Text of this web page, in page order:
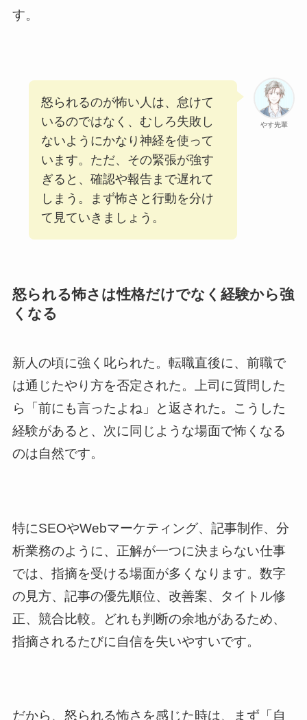
す。
やす先輩
怒られるのが怖い人は、怠けて
いるのではなく、むしろ失敗し
ないようにかなり神経を使って
います。ただ、その緊張が強す
ぎると、確認や報告まで遅れて
しまう。まず怖さと行動を分け
て見ていきましょう。
怒られる怖さは性格だけでなく経験から強
くなる
新人の頃に強く叱られた。転職直後に、前職で
は通じたやり方を否定された。上司に質問した
ら「前にも言ったよね」と返された。こうした
経験があると、次に同じような場面で怖くなる
のは自然です。
特にSEOやWebマーケティング、記事制作、分
析業務のように、正解が一つに決まらない仕事
では、指摘を受ける場面が多くなります。数字
の見方、記事の優先順位、改善案、タイトル修
正、競合比較。どれも判断の余地があるため、
指摘されるたびに自信を失いやすいです。
だから、怒られる怖さを感じた時は、まず「自